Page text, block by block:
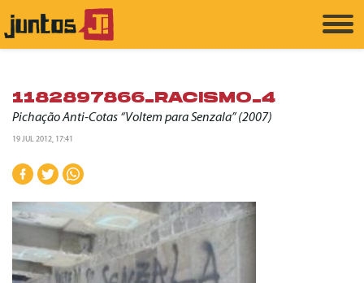
1182897866_RACISMO_4
Pichação Anti-Cotas “Voltem para Senzala” (2007)
19 JUL 2012, 17:41